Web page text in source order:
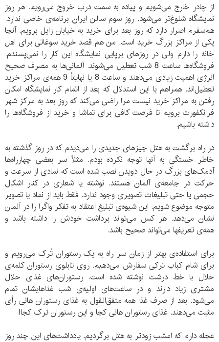
از چادر خارج می‌شویم و پیاده به سمت درب خروج می‌رویم. هر روز
نمایشگاه شلوغ‌تر می‌شود. روز سوم سالن ایران برنامه‌ی خاصی ندارد.
هم‌سفرم اصرار دارد که روز بعد برای خرید به خیابان زایل برویم. آنجا
یکی از مراکز بزرگ خرید است. من هم قصد خرید سوغاتی برای اهل
خانه را دارم ولی در روزهای برپایی نمایشگاه این کار را نمی‌پسندم.
فروشگاه‌ها ساعت 8 شب تعطیل می‌شوند. آلما‌نی‌ها به مصرف صحیح
انرژی اهمیت زیادی می‌دهند و ساعت 8 یا نهایتاً 9 همه‌ی مراکز خرید
تعطیل‌اند. همراهم با این استدلال که بعد از اتمام کار نمایشگاه امکان
رفتن به مراکز خرید نیست مرا راضی می‌کند که روز بعد به مرکز شهر
فرانکفورت برویم تا فرصت کافی برای تماشا و خرید از فروشگاه‌ها را
داشته باشیم.
در راه برگشت به هتل چیزهای جدیدی را می‌دیدم که در روز گذشته به
خاطر خستگی به آنها توجه نکرده بودم. مثلاً سر بعضی چهارراه‌ها
آدمک‌های بزرگ در حال دویدن نصب شده است که نمادی از سرعت و
حرکت در جامعه‌ی آلمان هستند. نوشته یا شعاری در کنار اشکال
حجمی یا حتی تبلیغات تصویری وجود ندارد. فقط باید از نماد یا تصویر
متوجه موضوع شویم. این شیوه‌ی تبلیغ اعتقاد به تفکر واگرا را در آلمان
نشان می‌دهد. هر کس می‌تواند برداشت خودش را داشته باشد و
همه‌ی تعریفها می‌تواند صحیح باشد.
برای استفاده‌ی بهتر از زمان سر راه به یک رستوران تُرک می‌رویم و
برای شام کباب ترکی سفارش می‌دهیم. روی تابلوی رستوران کلمه‌ی
حلال با خط درشت نوشته شده است. رستوران‌های غذای حلال
مشتری زیاد دارند و در ساعت‌های اولیه‌ی شب غذاهایشان تمام
می‌شود. بعد از صرف غذا همه متفق‌القول به غذای رستوران هانی رأی
مثبت می‌دهند. غذای رستوران هانی کجا و این رستوران ترک کجا!
عجله دارم که امشب زودتر به هتل برگردیم. یادداشت‌های این چند روز